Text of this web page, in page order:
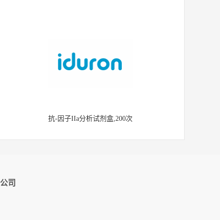
抗-因子IIa分析试剂盒,200次
司